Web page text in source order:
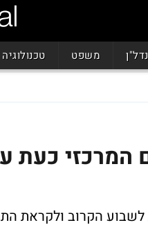
נדל"ן משפט טכנולוגיה
המרכזי כעת
הקרוב ולקראת